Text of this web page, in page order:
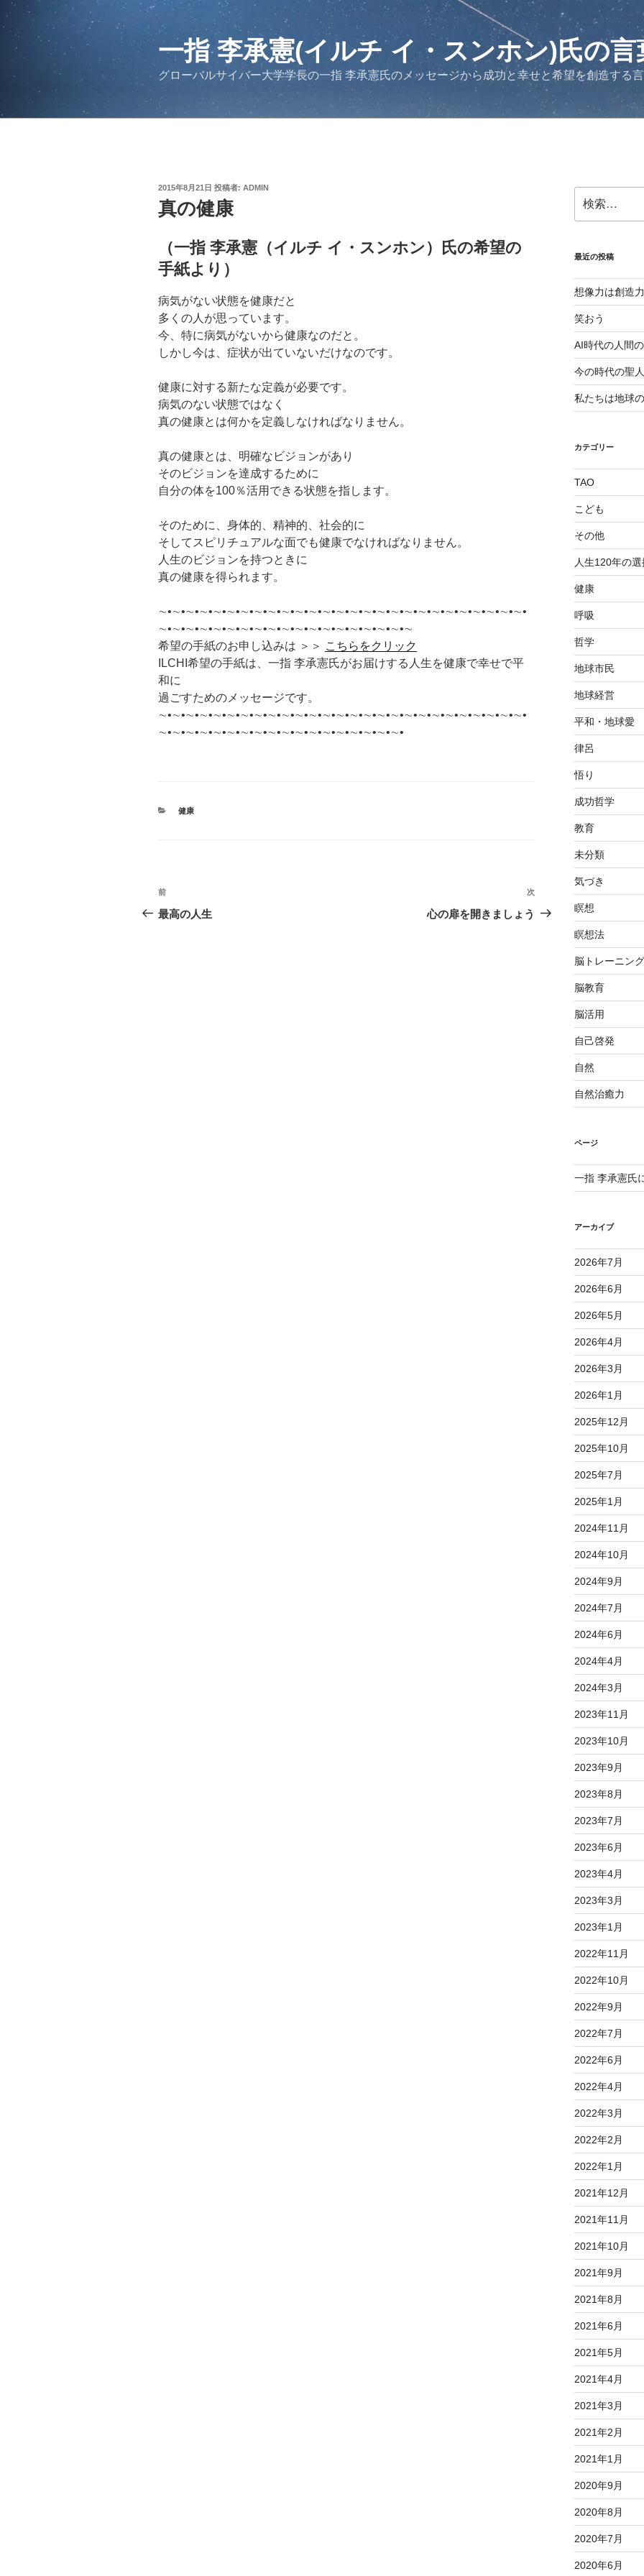
ン
一指 李承憲(イルチ イ・スンホン)氏の言
グローバルサイバー大学学長の一指 李承憲氏のメッセージから成功と幸せと希望を創造する
投
日:
2015年8月21日 投稿者: ADMIN
真の健康
（一指 李承憲（イルチ イ・スンホン）氏の希望の
手紙より）
病気がない状態を健康だと
多くの人が思っています。
今、特に病気がないから健康なのだと。
しかし今は、症状が出ていないだけなのです。
健康に対する新たな定義が必要です。
病気のない状態ではなく
真の健康とは何かを定義しなければなりません。
真の健康とは、明確なビジョンがあり
そのビジョンを達成するために
自分の体を100％活用できる状態を指します。
そのために、身体的、精神的、社会的に
そしてスピリチュアルな面でも健康でなければなりません。
人生のビジョンを持つときに
真の健康を得られます。
∼•∼•∼•∼•∼•∼•∼•∼•∼•∼•∼•∼•∼•∼•∼•∼•∼•∼•∼•∼•∼•∼•∼•∼•∼•∼•∼•
∼•∼•∼•∼•∼•∼•∼•∼•∼•∼•∼•∼•∼•∼•∼•∼•∼•∼•∼
希望の手紙のお申し込みは ＞＞ こちらをクリック
ILCHI希望の手紙は、一指 李承憲氏がお届けする人生を健康で幸せで平
和に
過ごすためのメッセージです。
∼•∼•∼•∼•∼•∼•∼•∼•∼•∼•∼•∼•∼•∼•∼•∼•∼•∼•∼•∼•∼•∼•∼•∼•∼•∼•∼•
∼•∼•∼•∼•∼•∼•∼•∼•∼•∼•∼•∼•∼•∼•∼•∼•∼•∼•
カ
健康
投
稿
前
の
前
最高の人生
次
の
次
心の扉を開きましょう
索:
最近の投稿
想像力は創造力
笑おう
AI時代の人間
今の時代の聖人
私たちは地球
カテゴリー
TAO
こども
その他
人生120年の選
健康
呼吸
哲学
地球市民
地球経営
平和・地球愛
律呂
悟り
成功哲学
教育
未分類
気づき
瞑想
瞑想法
脳トレーニング
脳教育
脳活用
自己啓発
自然
自然治癒力
ページ
一指 李承憲氏
アーカイブ
2026年7月
2026年6月
2026年5月
2026年4月
2026年3月
2026年1月
2025年12月
2025年10月
2025年7月
2025年1月
2024年11月
2024年10月
2024年9月
2024年7月
2024年6月
2024年4月
2024年3月
2023年11月
2023年10月
2023年9月
2023年8月
2023年7月
2023年6月
2023年4月
2023年3月
2023年1月
2022年11月
2022年10月
2022年9月
2022年7月
2022年6月
2022年4月
2022年3月
2022年2月
2022年1月
2021年12月
2021年11月
2021年10月
2021年9月
2021年8月
2021年6月
2021年5月
2021年4月
2021年3月
2021年2月
2021年1月
2020年9月
2020年8月
2020年7月
2020年6月